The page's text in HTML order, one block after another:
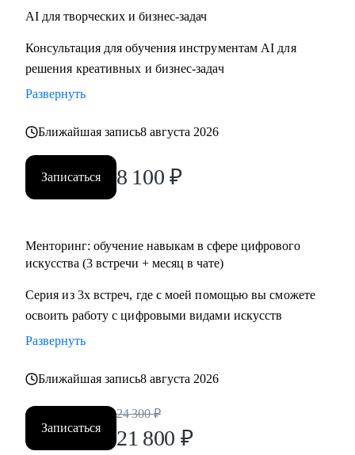
AI для творческих и бизнес-задач
Консультация для обучения инструментам AI для
решения креативных и бизнес-задач
Развернуть
Ближайшая запись8 августа 2026
Записаться 8 100 ₽
Менторинг: обучение навыкам в сфере цифрового
искусства (3 встречи + месяц в чате)
Серия из 3х встреч, где с моей помощью вы сможете
освоить работу с цифровыми видами искусств
Развернуть
Ближайшая запись8 августа 2026
Записаться
24 300 ₽
21 800 ₽